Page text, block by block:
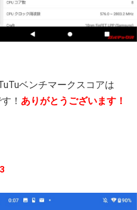
ベンチマークスコアは
！ ありがとうございます！